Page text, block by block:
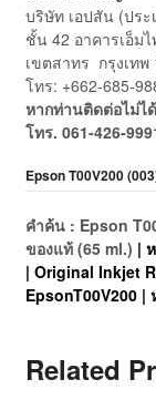
บริษัท เอปสัน (ประ
ชั้น 42 อาคารเอ็ม
เขตสาทร กรุงเทพ
โทร: +662-685-
หากท่านติดต่อไม่ไ
โทร. 061-426-
Epson T00V200
คำค้น : Epson
ของแท้ (65 ml.) |
| Original Inkjet
EpsonT00V200 |
Related